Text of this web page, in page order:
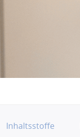
Inhaltsstoffe